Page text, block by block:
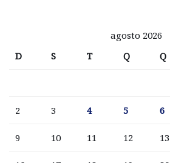
agosto 2026
D
S T Q Q
2 3 4 5 6
9 10 11 12 13